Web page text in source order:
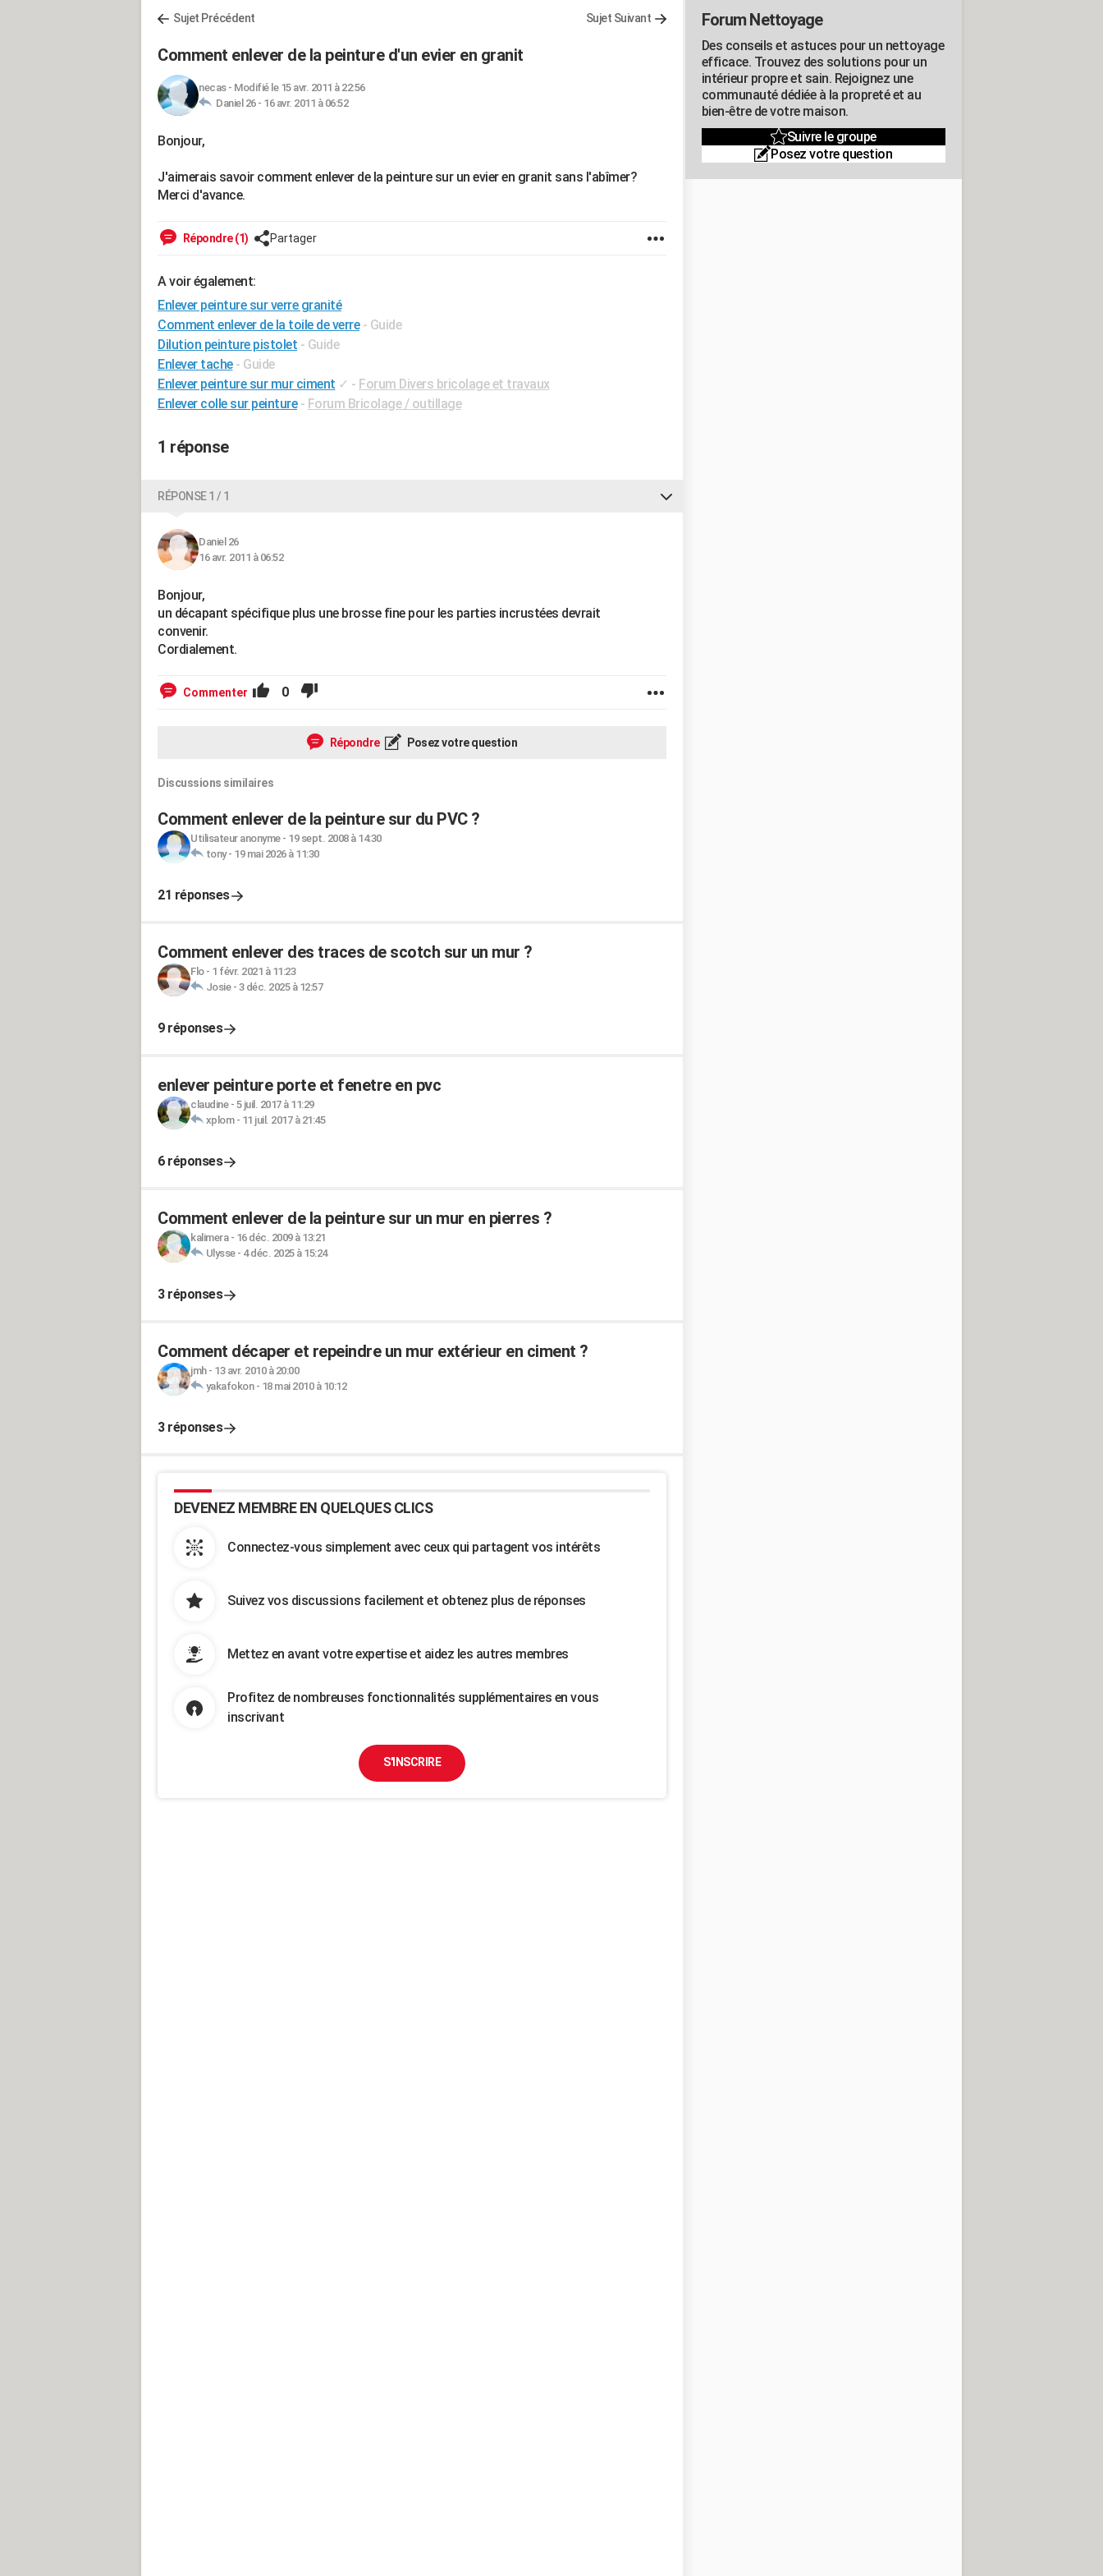
Sujet Précédent Sujet Suivant
Comment enlever de la peinture d'un evier en granit
necas- Modifié le 15 avr. 2011 à 22:56
Daniel 26 - 16 avr. 2011 à 06:52
Bonjour,
J'aimerais savoir comment enlever de la peinture sur un evier en granit sans l'abîmer?
Merci d'avance.
Répondre (1) Partager
A voir également:
Enlever peinture sur verre granité
Comment enlever de la toile de verre - Guide
Dilution peinture pistolet - Guide
Enlever tache - Guide
Enlever peinture sur mur ciment ✓ - Forum Divers bricolage et travaux
Enlever colle sur peinture - Forum Bricolage / outillage
1 réponse
RÉPONSE 1 / 1
Daniel 26
16 avr. 2011 à 06:52
Bonjour,
un décapant spécifique plus une brosse fine pour les parties incrustées devrait
convenir.
Cordialement.
Commenter 0
Répondre Posez votre question
Discussions similaires
Comment enlever de la peinture sur du PVC ?
Utilisateur anonyme- 19 sept. 2008 à 14:30
tony- 19 mai 2026 à 11:30
21 réponses
Comment enlever des traces de scotch sur un mur ?
Flo- 1 févr. 2021 à 11:23
Josie- 3 déc. 2025 à 12:57
9 réponses
enlever peinture porte et fenetre en pvc
claudine- 5 juil. 2017 à 11:29
xplom- 11 juil. 2017 à 21:45
6 réponses
Comment enlever de la peinture sur un mur en pierres ?
kalimera- 16 déc. 2009 à 13:21
Ulysse- 4 déc. 2025 à 15:24
3 réponses
Comment décaper et repeindre un mur extérieur en ciment ?
jmh- 13 avr. 2010 à 20:00
yakafokon- 18 mai 2010 à 10:12
3 réponses
DEVENEZ MEMBRE EN QUELQUES CLICS
Connectez-vous simplement avec ceux qui partagent vos intérêts
Suivez vos discussions facilement et obtenez plus de réponses
Mettez en avant votre expertise et aidez les autres membres
Profitez de nombreuses fonctionnalités supplémentaires en vous
inscrivant
S'INSCRIRE
Forum Nettoyage
Des conseils et astuces pour un nettoyage
efficace. Trouvez des solutions pour un
intérieur propre et sain. Rejoignez une
communauté dédiée à la propreté et au
bien-être de votre maison.
Suivre le groupe
Posez votre question